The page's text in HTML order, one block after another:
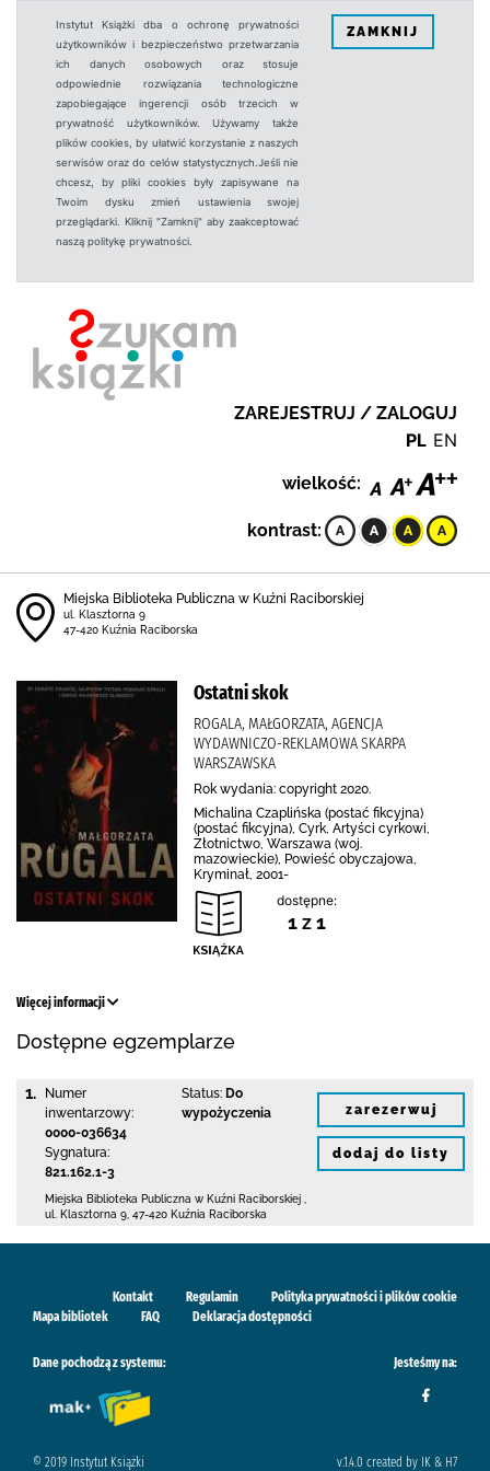
Instytut Książki dba o ochronę prywatności
użytkowników i bezpieczeństwo przetwarzania
ich danych osobowych oraz stosuje
odpowiednie rozwiązania technologiczne
zapobiegające ingerencji osób trzecich w
prywatność użytkowników. Używamy także
plików cookies, by ułatwić korzystanie z naszych
serwisów oraz do celów statystycznych.Jeśli nie
chcesz, by pliki cookies były zapisywane na
Twoim dysku zmień ustawienia swojej
przeglądarki. Kliknij "Zamknij" aby zaakceptować
naszą politykę prywatności.
ZAMKNIJ
ZAREJESTRUJ / ZALOGUJ
PL EN
wielkość:
kontrast:
Miejska Biblioteka Publiczna w Kuźni Raciborskiej
ul. Klasztorna 9
47-420 Kuźnia Raciborska
Ostatni skok
ROGALA, MAŁGORZATA, AGENCJA
WYDAWNICZO-REKLAMOWA SKARPA
WARSZAWSKA
Rok wydania: copyright 2020.
Michalina Czaplińska (postać fikcyjna)
(postać fikcyjna), Cyrk, Artyści cyrkowi,
Złotnictwo, Warszawa (woj.
mazowieckie), Powieść obyczajowa,
Kryminał, 2001-
dostępne:
1 z 1
Więcej informacji
Dostępne egzemplarze
1.
Numer
inwentarzowy:
0000-036634
Sygnatura:
821.162.1-3
Status: Do
wypożyczenia
Miejska Biblioteka Publiczna w Kuźni Raciborskiej
ul. Klasztorna 9 47-420 Kuźnia Raciborska
zarezerwuj
dodaj do listy
Kontakt Regulamin
Polityka prywatności i plików cookie
Mapa bibliotek
FAQ Deklaracja dostępności
Dane pochodzą z systemu: Jesteśmy na:
© 2019 Instytut Książki v.1.4.0 created by IK & H7